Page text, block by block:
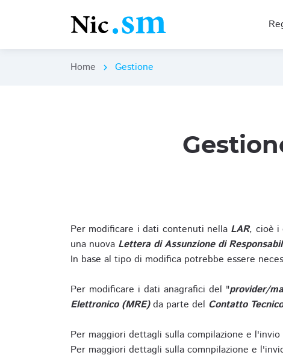
Home chevron_right Gestione
Per modificare i dati contenuti nella LAR, cioè i
una nuova Lettera di Assunzione di
In base al tipo di modifica potrebbe essere
Per modificare i dati anagrafici del "provider/
Elettronico (MRE)da parte del Contatto Tecnico
Per maggiori dettagli sulla compilazione e l'invio
Per maggiori dettagli sulla comnpilazione e